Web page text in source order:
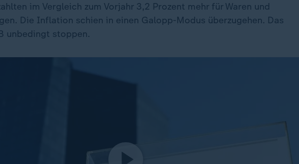
im Vergleich zum Vorjahr 3,2 Prozent mehr für Waren und
Die Inflation schien in einen Galopp-Modus überzugehen. Das
unbedingt stoppen.